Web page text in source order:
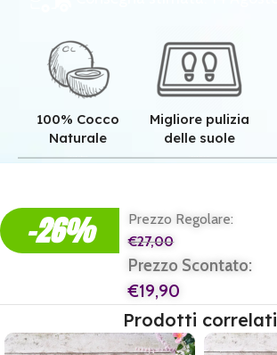
100% Cocco
Naturale
Migliore pulizia
delle suole
-26%
Prezzo Regolare:
€27,00
Prezzo Scontato:
€19,90
Prodotti correlati